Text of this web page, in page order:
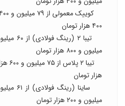
۴۰۰ هزار تومان
میلیون و ۸۰۰ هزار تومان
هزار تومان
میلیون و ۲۰۰ هزار تومان